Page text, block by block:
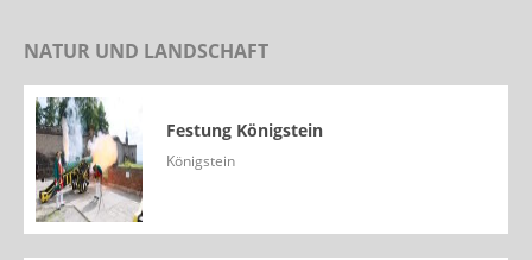
NATUR UND LANDSCHAFT
Festung Königstein
Königstein